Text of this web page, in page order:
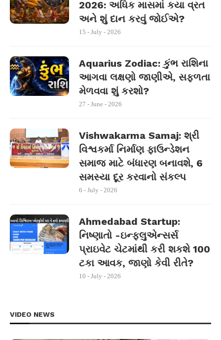
2026: અધિક માસમાં કયા વ્રત
અને શું દાન કરવું જોઈએ?
15 - July - 2026
Aquarius Zodiac: કુંભ રાશિના
આગવા લક્ષણો જાણીએ, સફળતા
મેળવવા શું કરશો?
27 - June - 2026
Vishwakarma Samaj: શ્રી
વિશ્વકર્મા નિર્માણ ફાઉન્ડેશન
સમાજ માટે બંધારણ બનાવશે, 6
સમસ્યા દૂર કરવાનો સંકલ્પ
6 - July - 2026
Ahmedabad Startup:
નિષ્ણાતો -ઇન્ફ્લુએન્સર્સ
પ્રાઇવેટ ચેટમાંથી કરી શકશે 100
ટકા આવક, જાણો કેવી રીતે?
10 - July - 2026
VIDEO NEWS